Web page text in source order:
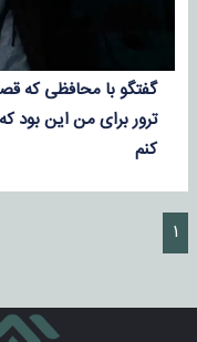
گفتگو با محافظی که
ترور برای من این بود
کنم
۱